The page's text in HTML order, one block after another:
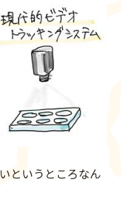
というところなん